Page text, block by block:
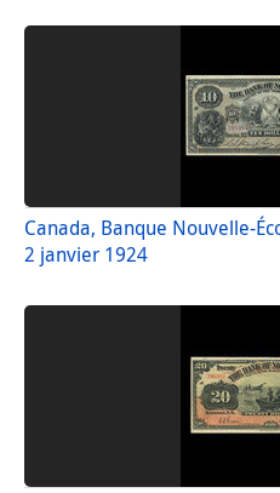
Canada, Banque Nouvelle-
2 janvier 1924